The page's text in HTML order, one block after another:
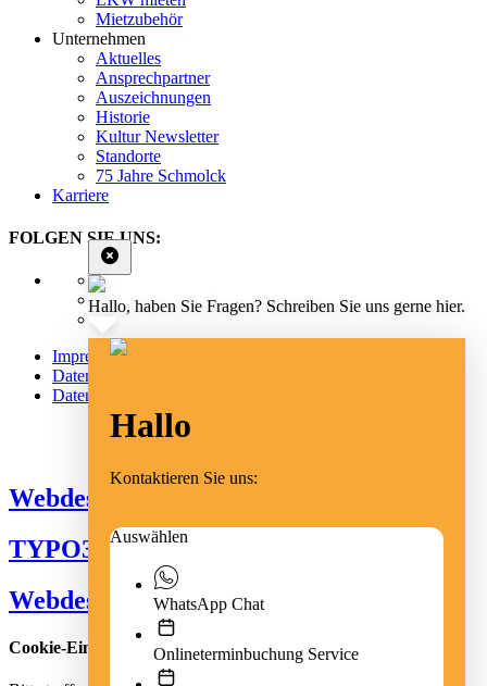
Mietzubehör
Unternehmen
Aktuelles
Ansprechpartner
Auszeichnungen
Historie
Kultur Newsletter
Standorte
75 Jahre Schmolck
Karriere
FOLGEN SIE UNS:
Impressum
Datenschutz
Datenschutz Social Media
Webdesign Emmendingen
TYPO3 Freiburg
Webdesign Freiburg
Hallo, haben Sie Fragen? Schreiben Sie uns gerne hier.
Hallo
Kontaktieren Sie uns:
Auswählen
WhatsApp Chat
Onlineterminbuchung Service
Cookie-Einstellungen